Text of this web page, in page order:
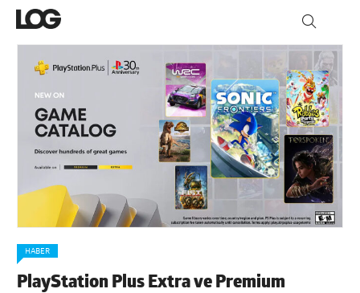
HABER
PlayStation Plus Extra ve Premium